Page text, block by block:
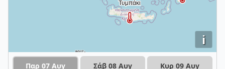
i
Παρ 07 Αυγ Σάβ 08 Αυγ Κυρ 09 Αυγ